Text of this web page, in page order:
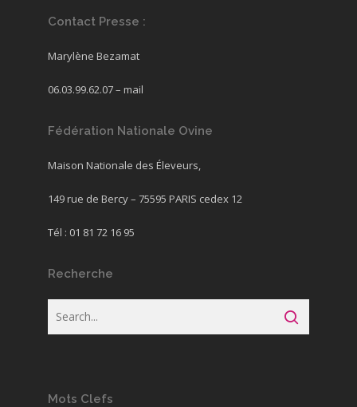
Contact Presse :
Marylène Bezamat
06.03.99.62.07 – mail
Fédération Nationale Ovine
Maison Nationale des Éleveurs,
149 rue de Bercy – 75595 PARIS cedex 12
Tél : 01 81 72 16 95
Recherche
Mots Clefs